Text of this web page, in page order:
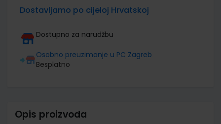
Dostavljamo po cijeloj Hrvatskoj
Dostupno za narudžbu
Osobno preuzimanje u PC Zagreb
Besplatno
Opis proizvoda